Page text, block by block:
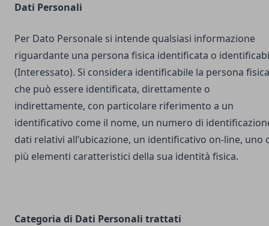
Dati Personali
Per Dato Personale si intende qualsiasi informazione
riguardante una persona fisica identificata o
(Interessato). Si considera identificabile la persona fisica
che può essere identificata, direttamente o
indirettamente, con particolare riferimento a un
identificativo come il nome, un numero di
dati relativi all’ubicazione, un identificativo on-line, uno
più elementi caratteristici della sua identità fisica.
Categoria di Dati Personali trattati